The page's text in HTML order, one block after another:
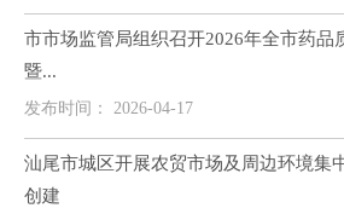
市市场监管局组织召开2026年全市药品
暨...
发布时间： 2026-04-17
汕尾市城区开展农贸市场及周边环境集
创建